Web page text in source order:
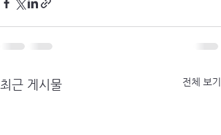
최근 게시물 전체 보기